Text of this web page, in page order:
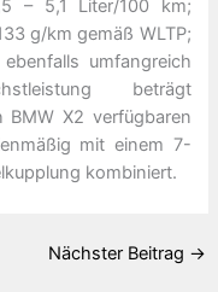
– 5,1 Liter/100 km;
g/km gemäß WLTP;
umfangreich
beträgt
BMW X2 verfügbaren
mit einem 7-
kombiniert.
Nächster Beitrag →